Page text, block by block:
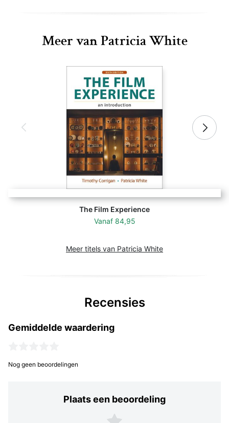
Meer van Patricia White
The Film Experience
Vanaf 84,95
Meer titels van Patricia White
Recensies
Gemiddelde waardering
Nog geen beoordelingen
Plaats een beoordeling
Plaats een beoordeling
5 sterren